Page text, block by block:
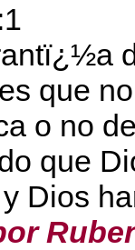
que
o no
que
Dios